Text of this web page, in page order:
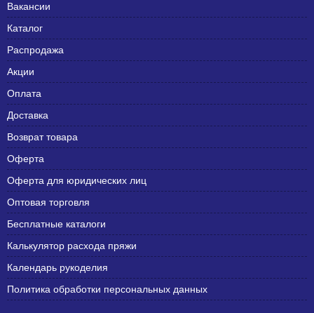
Вакансии
Каталог
Распродажа
Акции
Оплата
Доставка
Возврат товара
Оферта
Оферта для юридических лиц
Оптовая торговля
Бесплатные каталоги
Калькулятор расхода пряжи
Календарь рукоделия
Политика обработки персональных данных